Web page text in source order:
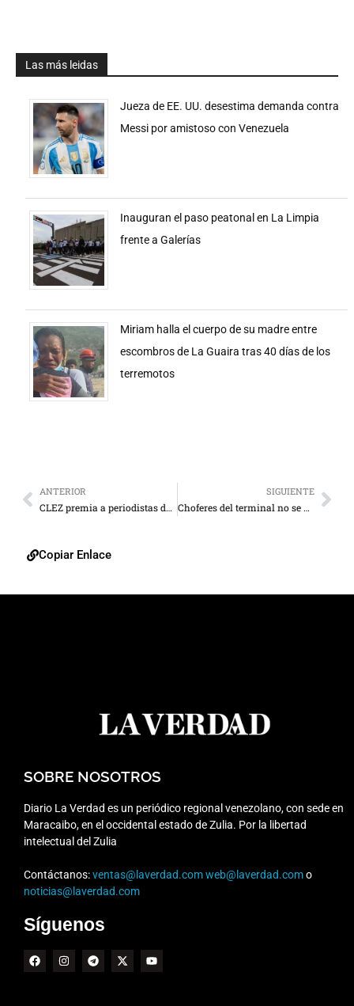
Las más leidas
Jueza de EE. UU. desestima demanda contra
Messi por amistoso con Venezuela
Inauguran el paso peatonal en La Limpia
frente a Galerías
Miriam halla el cuerpo de su madre entre
escombros de La Guaira tras 40 días de los
terremotos
ANTERIOR
CLEZ premia a periodistas de La Verdad
SIGUIENTE
Choferes del terminal no se hacen muchas ilusiones con este feriado
Copiar Enlace
SOBRE NOSOTROS
Diario La Verdad es un periódico regional venezolano, con sede en
Maracaibo, en el occidental estado de Zulia. Por la libertad
intelectual del Zulia
Contáctanos:ventas@laverdad.comweb@laverdad.como
noticias@laverdad.com
Síguenos